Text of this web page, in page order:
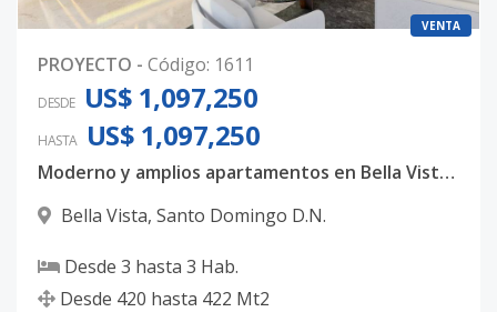
VENTA
PROYECTO - Código: 1611
DESDE US$ 1,097,250
HASTA US$ 1,097,250
Moderno y amplios apartamentos en Bella Vista, con 3 habitaciones, 3.5 baños y 4 parqueos techados
Bella Vista, Santo Domingo D.N.
Desde 3 hasta 3 Hab.
Desde 420 hasta 422 Mt2